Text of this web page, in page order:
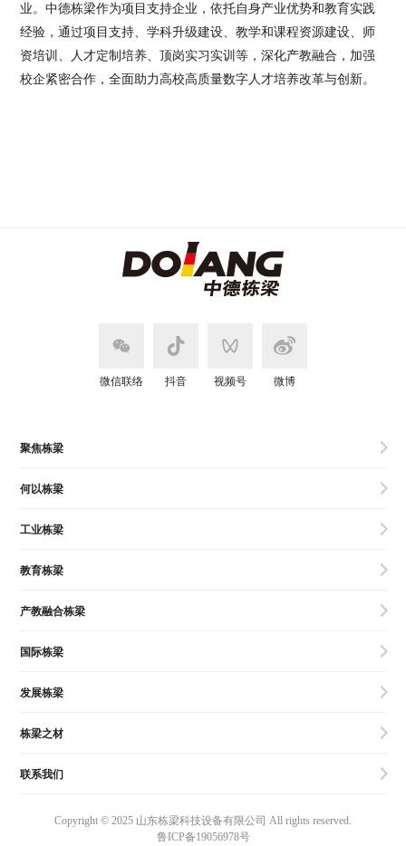
业。中德栋梁作为项目支持企业，依托自身产业优势和教育实践
经验，通过项目支持、学科升级建设、教学和课程资源建设、师
资培训、人才定制培养、顶岗实习实训等，深化产教融合，加强
校企紧密合作，全面助力高校高质量数字人才培养改革与创新。
微信联络 抖音 视频号 微博
聚焦栋梁
何以栋梁
工业栋梁
教育栋梁
产教融合栋梁
国际栋梁
发展栋梁
栋梁之材
联系我们
Copyright © 2025 山东栋梁科技设备有限公司 All rights reserved.
鲁ICP备19056978号